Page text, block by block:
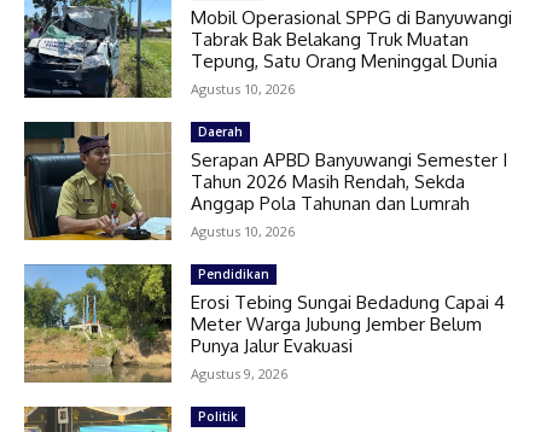
Mobil Operasional SPPG di Banyuwangi
Tabrak Bak Belakang Truk Muatan
Tepung, Satu Orang Meninggal Dunia
Agustus 10, 2026
Daerah
Serapan APBD Banyuwangi Semester I
Tahun 2026 Masih Rendah, Sekda
Anggap Pola Tahunan dan Lumrah
Agustus 10, 2026
Pendidikan
Erosi Tebing Sungai Bedadung Capai 4
Meter Warga Jubung Jember Belum
Punya Jalur Evakuasi
Agustus 9, 2026
Politik